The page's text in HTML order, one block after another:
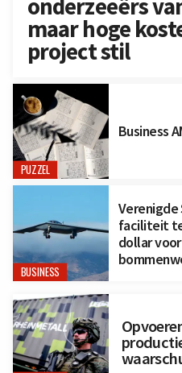
onderzeeërs
maar hoge
project stil
PUZZEL
Business
BUSINESS
faciliteit
dollar